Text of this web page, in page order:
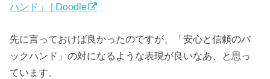
ハンド」 | Doodle
先に言っておけば良かったのですが、「安心と信頼のバ
ックハンド」の対になるような表現が良いなあ、と思っ
ています。